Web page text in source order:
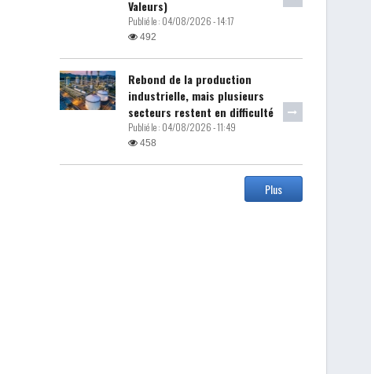
Valeurs)
Publié le : 04/08/2026 - 14:17
492
Rebond de la production
industrielle, mais plusieurs
secteurs restent en difficulté
Publié le : 04/08/2026 - 11:49
458
Plus